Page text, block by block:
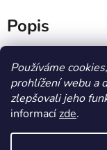
Používáme
prohlížení webu a
zlepšovali jeho
informacízde.
Popis
Diskuze
HOMOLA-